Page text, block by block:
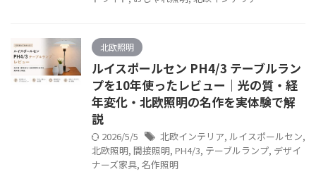
北欧照明
ルイスポールセン PH4/3 テーブルラン
プを10年使ったレビュー｜光の質・経
年変化・北欧照明の名作を実体験で解
説
2026/5/5 北欧インテリア, ルイスポールセン,
北欧照明, 間接照明, PH4/3, テーブルランプ, デザイ
ナーズ家具, 名作照明